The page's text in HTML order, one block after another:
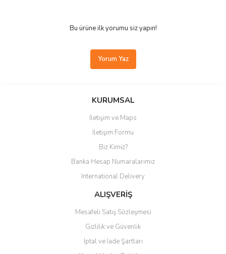
Bu ürüne ilk yorumu siz yapın!
Yorum Yaz
KURUMSAL
İletişim ve Maps
İletişim Formu
Biz Kimiz?
Banka Hesap Numaralarımız
International Delivery
ALIŞVERİŞ
Mesafeli Satış Sözleşmesi
Gizlilik ve Güvenlik
İptal ve İade Şartları